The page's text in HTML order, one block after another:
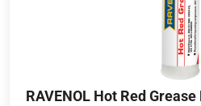
RAVENOL Hot Red Grease